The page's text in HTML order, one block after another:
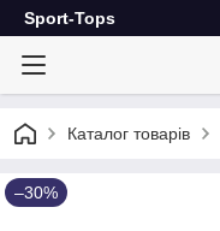
Sport-Tops
Каталог товарів
–30%